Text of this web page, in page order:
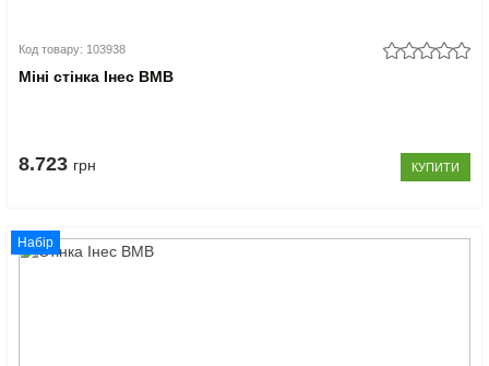
Код товару: 103938
Міні стінка Інес ВМВ
8.723 грн КУПИТИ
Набір